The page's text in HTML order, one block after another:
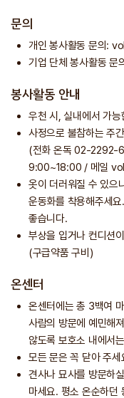
문의
개인 봉사활동 문의:
기업 단체 봉사활동
봉사활동 안내
우천 시, 실내에서 가
사정으로 불참하는 주
(전화 온독 02-
9:00~18:00 / 메일
옷이 더러워질 수 있으
운동화를 착용해주세
좋습니다.
부상을 입거나 컨디션
(구급약품 구비)
온센터
온센터에는 총 3백여
사람의 방문에 예민해
않도록 보호소 내에서
모든 문은 꼭 닫아 주
견사나 묘사를 방문하
마세요. 평소 온순하던